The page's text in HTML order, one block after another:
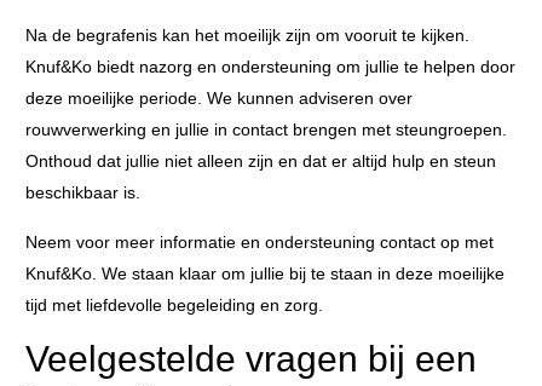
Na de begrafenis kan het moeilijk zijn om vooruit te kijken.
Knuf&Ko biedt nazorg en ondersteuning om jullie te helpen door
deze moeilijke periode. We kunnen adviseren over
rouwverwerking en jullie in contact brengen met steungroepen.
Onthoud dat jullie niet alleen zijn en dat er altijd hulp en steun
beschikbaar is.
Neem voor meer informatie en ondersteuning contact op met
Knuf&Ko. We staan klaar om jullie bij te staan in deze moeilijke
tijd met liefdevolle begeleiding en zorg.
Veelgestelde vragen bij een